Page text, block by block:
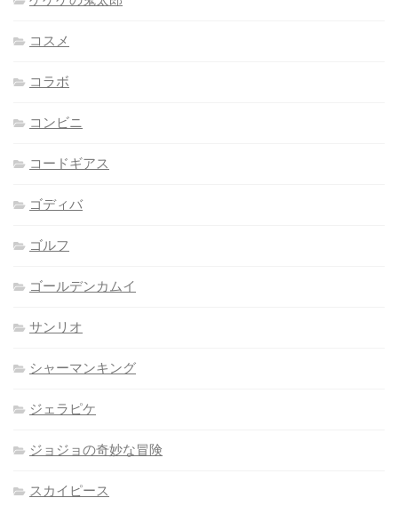
コスメ
コラボ
コンビニ
コードギアス
ゴディバ
ゴルフ
ゴールデンカムイ
サンリオ
シャーマンキング
ジェラピケ
ジョジョの奇妙な冒険
スカイピース